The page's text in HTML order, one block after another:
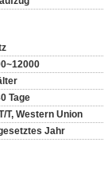
Tage
T, Western Union
Jahr